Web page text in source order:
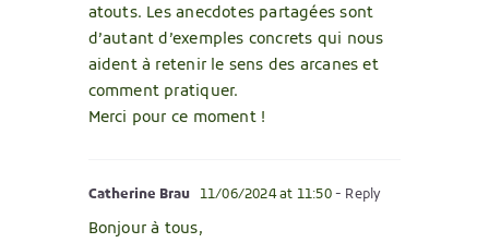
atouts. Les anecdotes partagées sont
d’autant d’exemples concrets qui nous
aident à retenir le sens des arcanes et
comment pratiquer.
Merci pour ce moment !
Catherine Brau 11/06/2024 at 11:50- Reply
Bonjour à tous,